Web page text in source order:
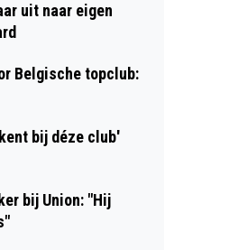
uit naar eigen
Belgische topclub:
bij déze club'
bij Union: "Hij